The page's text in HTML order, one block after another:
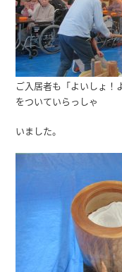
ご入居者も「よいしょ！
をついていらっしゃ
いました。